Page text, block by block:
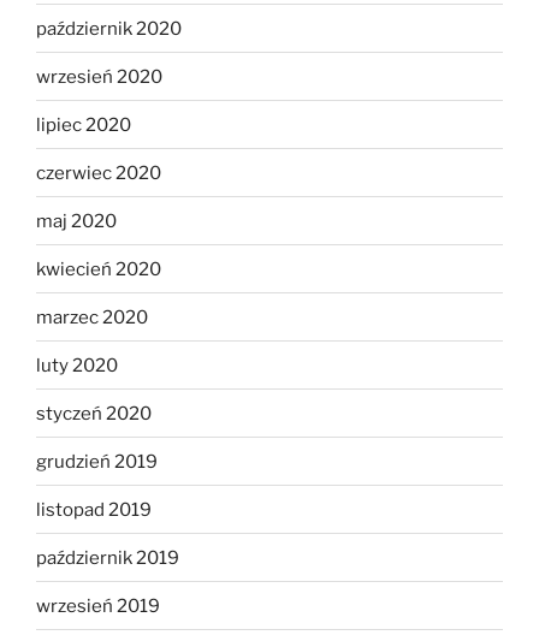
październik 2020
wrzesień 2020
lipiec 2020
czerwiec 2020
maj 2020
kwiecień 2020
marzec 2020
luty 2020
styczeń 2020
grudzień 2019
listopad 2019
październik 2019
wrzesień 2019